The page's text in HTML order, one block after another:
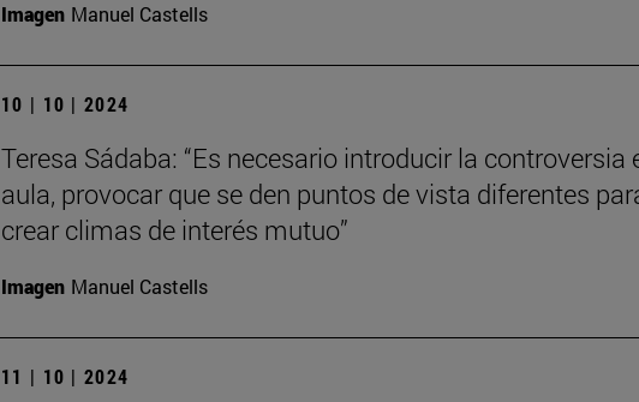
Imagen Manuel Castells
10 | 10 | 2024
Teresa Sádaba: “Es necesario introducir la controversia
aula, provocar que se den puntos de vista diferentes
crear climas de interés mutuo”
Imagen Manuel Castells
11 | 10 | 2024